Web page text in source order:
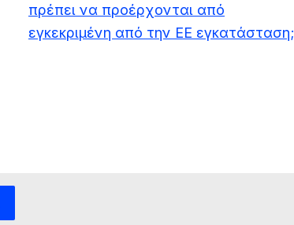
πρέπει να προέρχονται από
εγκεκριμένη από την ΕΕ εγκατάσταση;